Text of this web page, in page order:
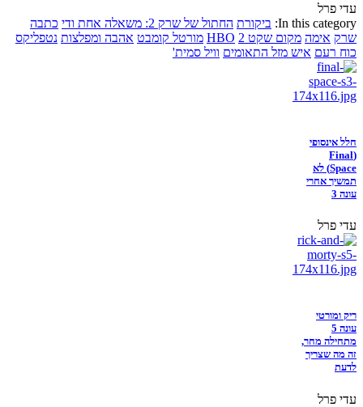
עדי פרל
In this category: ביקורת החתול של שרק 2: משאלה אחת ודי
כתבה
שרק אימה מקום שקט 2 HBO מורטל קומבט אהבה ומפלצות נטפליקס
כוח רעם איש מזל התאומים וויל סמית'
חלל אינסופי
(Final
Space) לא
תמשיך אחרי
עונה 3
עדי פרל
ריק ומורטי
עונה 5
מתחילה מחר,
זה מה שצריך
לדעת
עדי פרל